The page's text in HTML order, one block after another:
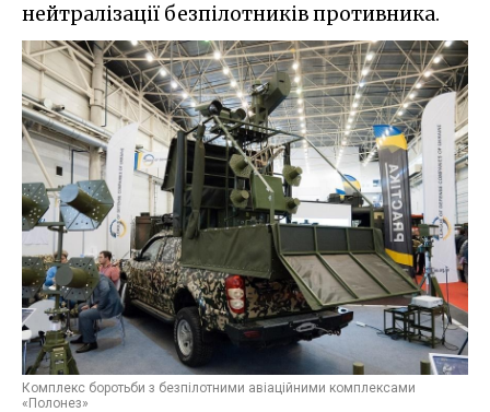
нейтралізації безпілотників противника.
Комплекс боротьби з безпілотними авіаційними комплексами
«Полонез»